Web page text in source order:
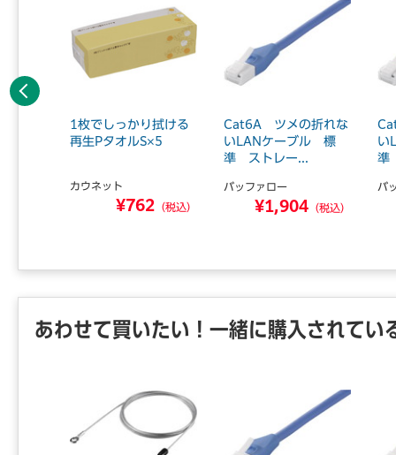
1枚でしっかり拭ける
再生PタオルS×5
カウネット
¥762 （税込）
Cat6A ツメの折れな
いLANケーブル 標
準 ストレー...
バッファロー
¥1,904 （税込）
い
準
バ
前へ
あわせて買いたい！一緒に購入されてい